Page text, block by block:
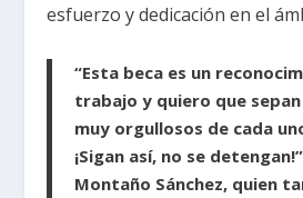
esfuerzo y dedicación en el
“Esta beca es un
trabajo y quiero que
muy orgullosos de cada
¡Sigan así, no se
Montaño Sánchez, quien